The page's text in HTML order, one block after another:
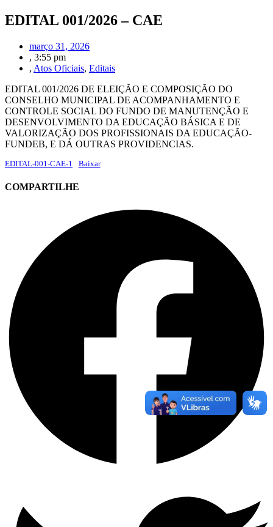
EDITAL 001/2026 – CAE
março 31, 2026
, 3:55 pm
, Atos Oficiais, Editais
EDITAL 001/2026 DE ELEIÇÃO E COMPOSIÇÃO DO
CONSELHO MUNICIPAL DE ACOMPANHAMENTO E
CONTROLE SOCIAL DO FUNDO DE MANUTENÇÃO E
DESENVOLVIMENTO DA EDUCAÇÃO BÁSICA E DE
VALORIZAÇÃO DOS PROFISSIONAIS DA EDUCAÇÃO-
FUNDEB, E DÁ OUTRAS PROVIDENCIAS.
EDITAL-001-CAE-1 Baixar
COMPARTILHE